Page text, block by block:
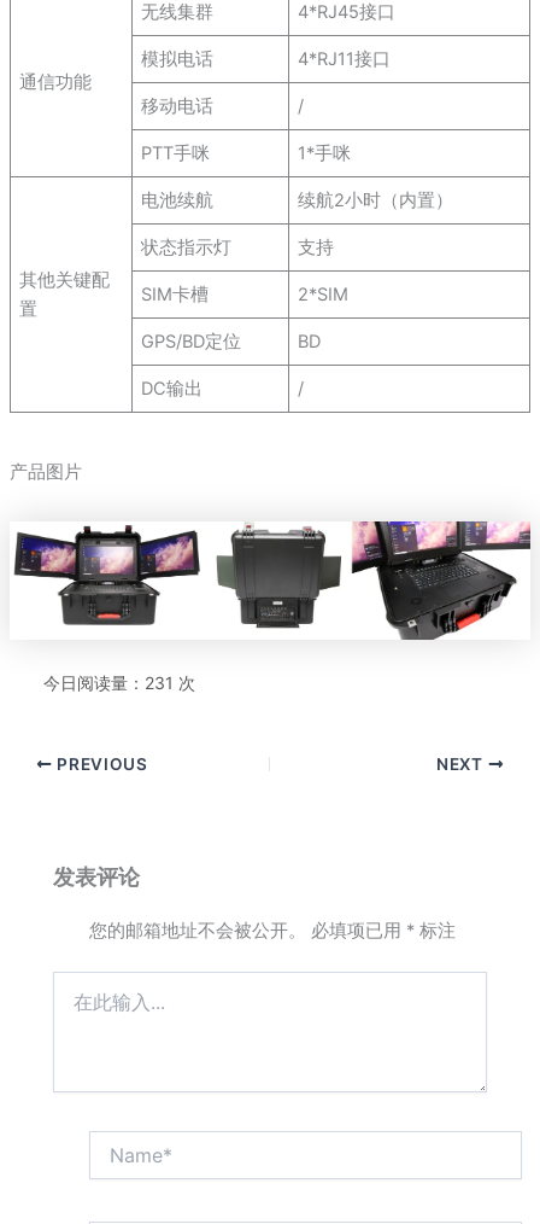
通信功能
无线集群 4*RJ45接口
模拟电话 4*RJ11接口
移动电话 /
PTT手咪 1*手咪
其他关键配
置
电池续航 续航2小时（内置）
状态指示灯 支持
SIM卡槽 2*SIM
GPS/BD定位 BD
DC输出 /
产品图片
今日阅读量：231 次
PREVIOUS NEXT
发表评论
您的邮箱地址不会被公开。 必填项已用 *标注